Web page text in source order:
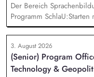
Der Bereich
Programm
"Alphabetisierung in DaZ
zukünftig weitere auf
mit den Schwerpunkten
rassismuskritisches
die Berufliche Bildung.
3. August 2026
(Senior) Program
Technology &